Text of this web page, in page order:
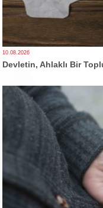
10.08.2026
Devletin, Ahlaklı Bir